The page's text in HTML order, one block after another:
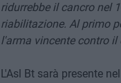
ridurrebbe il cancro nel
riabilitazione. Al primo
l'arma vincente contro
L'Asl Bt sarà presente